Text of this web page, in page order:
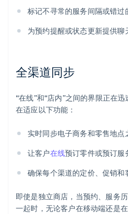
标记不寻常的服务间隔或错过
为预约提醒或状态更新提供聊
全渠道同步
“在线”和“店内”之间的界限正在
在适应以下功能：
实时同步电子商务和零售地点
让客户在线预订零件或预订服
确保每个渠道的定价、促销和
即使是独立商店，当预约、服务
一起时，无论客户在移动端还是